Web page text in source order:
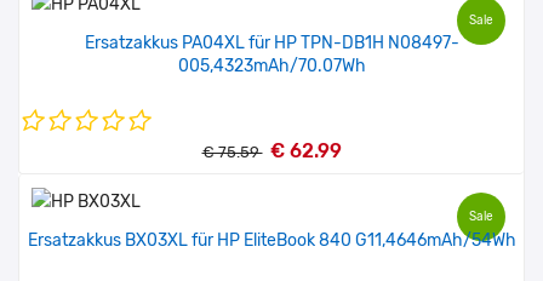
Sale
Ersatzakkus PA04XL für HP TPN-DB1H N08497-
005,4323mAh/70.07Wh
€ 75.59 € 62.99
Sale
Ersatzakkus BX03XL für HP EliteBook 840 G11,4646mAh/54Wh